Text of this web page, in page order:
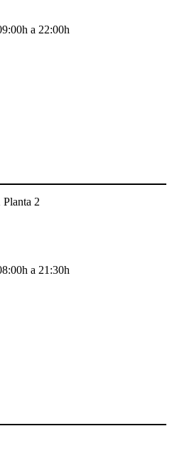
a 22:00h
2
a 21:30h